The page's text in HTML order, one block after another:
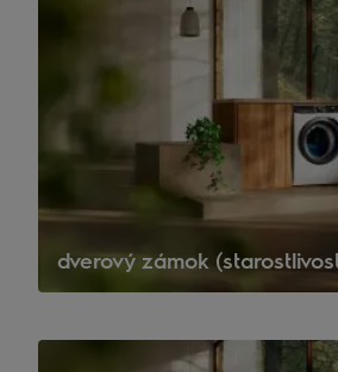
dverový zámok